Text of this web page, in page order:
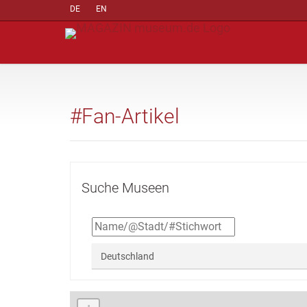
DE EN
#Fan-Artikel
Suche Museen